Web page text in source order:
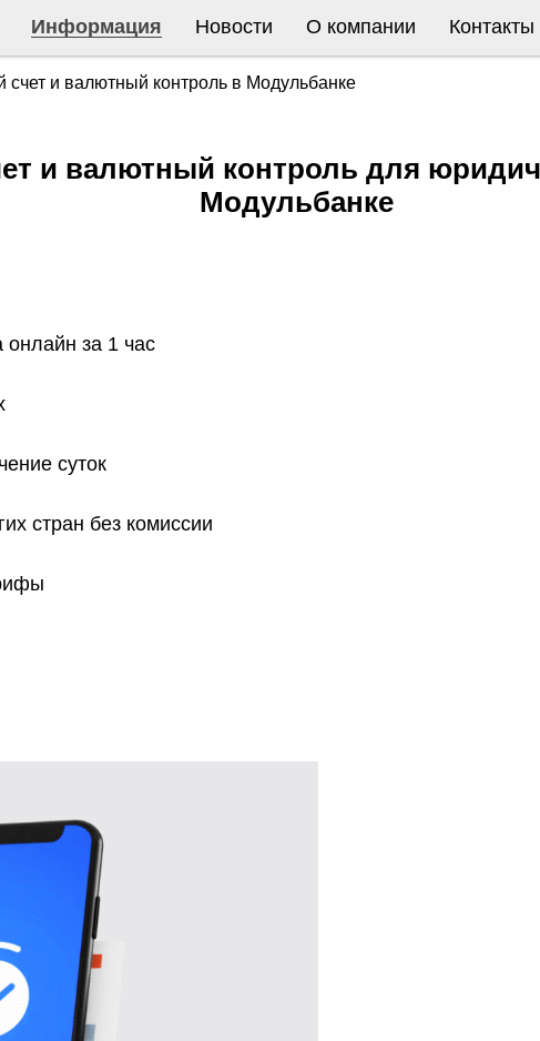
Информация Новости О компании Контакты
счет и валютный контроль в Модульбанке
и валютный контроль для
Модульбанке
онлайн за 1 час
суток
стран без комиссии